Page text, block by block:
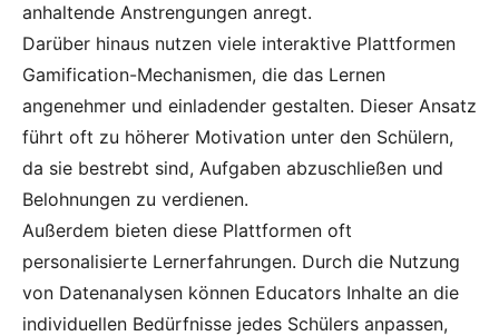
anhaltende Anstrengungen anregt.
Darüber hinaus nutzen viele interaktive Plattformen
Gamification-Mechanismen, die das Lernen
angenehmer und einladender gestalten. Dieser Ansatz
führt oft zu höherer Motivation unter den Schülern,
da sie bestrebt sind, Aufgaben abzuschließen und
Belohnungen zu verdienen.
Außerdem bieten diese Plattformen oft
personalisierte Lernerfahrungen. Durch die Nutzung
von Datenanalysen können Educators Inhalte an die
individuellen Bedürfnisse jedes Schülers anpassen,